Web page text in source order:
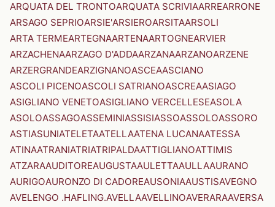
ARQUATA DEL TRONTOARQUATA SCRIVIAARREARRONE
ARSAGO SEPRIOARSIE'ARSIEROARSITAARSOLI
ARTA TERMEARTEGNAARTENAARTOGNEARVIER
ARZACHENAARZAGO D'ADDAARZANAARZANOARZENE
ARZERGRANDEARZIGNANOASCEAASCIANO
ASCOLI PICENOASCOLI SATRIANOASCREAASIAGO
ASIGLIANO VENETOASIGLIANO VERCELLESEASOLA
ASOLOASSAGOASSEMINIASSISIASSOASSOLOASSORO
ASTIASUNIATELETAATELLAATENA LUCANAATESSA
ATINAATRANIATRIATRIPALDAATTIGLIANOATTIMIS
ATZARAAUDITOREAUGUSTAAULETTAAULLAAURANO
AURIGOAURONZO DI CADOREAUSONIAAUSTISAVEGNO
AVELENGO .HAFLING.AVELLAAVELLINOAVERARAAVERSA